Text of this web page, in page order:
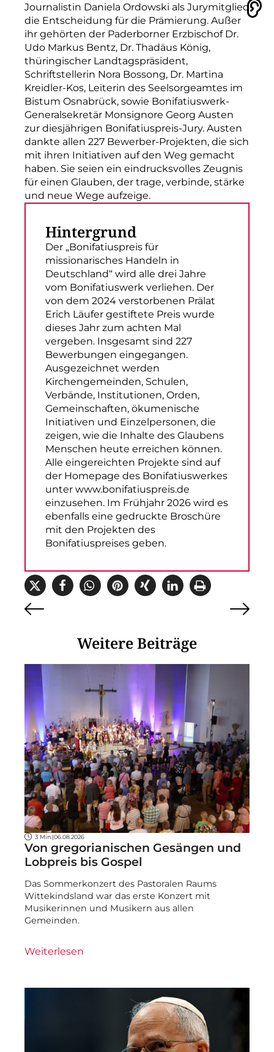
Journalistin Daniela Ordowski als Jurymitglied
die Entscheidung für die Prämierung. Außer
ihr gehörten der Paderborner Erzbischof Dr.
Udo Markus Bentz, Dr. Thadäus König,
thüringischer Landtagspräsident,
Schriftstellerin Nora Bossong, Dr. Martina
Kreidler-Kos, Leiterin des Seelsorgeamtes im
Bistum Osnabrück, sowie Bonifatiuswerk-
Generalsekretär Monsignore Georg Austen
zur diesjährigen Bonifatiuspreis-Jury. Austen
dankte allen 227 Bewerber-Projekten, die sich
mit ihren Initiativen auf den Weg gemacht
haben. Sie seien ein eindrucksvolles Zeugnis
für einen Glauben, der trage, verbinde, stärke
und neue Wege aufzeige.
Hintergrund
Der „Bonifatiuspreis für
missionarisches Handeln in
Deutschland“ wird alle drei Jahre
vom Bonifatiuswerk verliehen. Der
von dem 2024 verstorbenen Prälat
Erich Läufer gestiftete Preis wurde
dieses Jahr zum achten Mal
vergeben. Insgesamt sind 227
Bewerbungen eingegangen.
Ausgezeichnet werden
Kirchengemeinden, Schulen,
Verbände, Institutionen, Orden,
Gemeinschaften, ökumenische
Initiativen und Einzelpersonen, die
zeigen, wie die Inhalte des Glaubens
Menschen heute erreichen können.
Alle eingereichten Projekte sind auf
der Homepage des Bonifatiuswerkes
unter www.bonifatiuspreis.de
einzusehen. Im Frühjahr 2026 wird es
ebenfalls eine gedruckte Broschüre
mit den Projekten des
Bonifatiuspreises geben.
Weitere Beiträge
3 Min. |06.08.2026
Von gregorianischen Gesängen und
Lobpreis bis Gospel
Das Sommerkonzert des Pastoralen Raums
Wittekindsland war das erste Konzert mit
Musikerinnen und Musikern aus allen
Gemeinden.
Weiterlesen
Vorlesen